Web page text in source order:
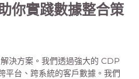
你實踐數據整合策
決方案。我們透過強大的 CDP
平台、跨系統的客戶數據。我們